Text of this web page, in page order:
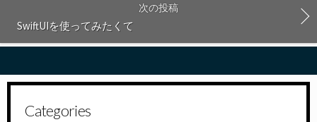
次の投稿
SwiftUIを使ってみたくて
Categories